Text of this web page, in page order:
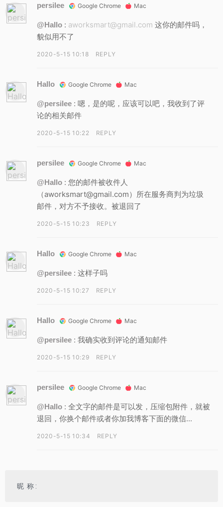
persilee Google Chrome Mac
@Hallo : aworksmart@gmail.com 这你的邮件吗，
貌似用不了
2020-5-15 10:18 REPLY
Hallo Google Chrome Mac
@persilee : 嗯，是的呢，应该可以吧，我收到了评
论的相关邮件
2020-5-15 10:22 REPLY
persilee Google Chrome Mac
@Hallo : 您的邮件被收件人
（aworksmart@gmail.com）所在服务商判为垃圾
邮件，对方不予接收。被退回了
2020-5-15 10:23 REPLY
Hallo Google Chrome Mac
@persilee : 这样子吗
2020-5-15 10:27 REPLY
Hallo Google Chrome Mac
@persilee : 我确实收到评论的通知邮件
2020-5-15 10:29 REPLY
persilee Google Chrome Mac
@Hallo : 全文字的邮件是可以发，压缩包附件，就被
退回，你换个邮件或者你加我博客下面的微信...
2020-5-15 10:34 REPLY